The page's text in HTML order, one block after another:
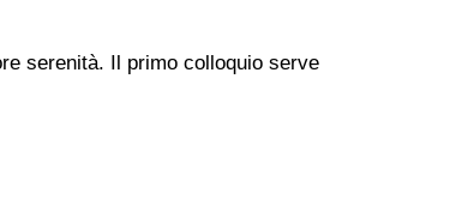
serenità. Il primo colloquio serve